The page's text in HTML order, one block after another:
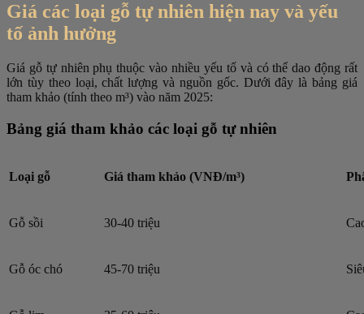
Giá các loại gỗ tự nhiên hiện nay và yếu
tố ảnh hưởng
Giá gỗ tự nhiên phụ thuộc vào nhiều yếu tố và có thể dao động rất
lớn tùy theo loại, chất lượng và nguồn gốc. Dưới đây là bảng giá
tham khảo (tính theo m³) vào năm 2025:
Bảng giá tham khảo các loại gỗ tự nhiên
Loại gỗ Giá tham khảo (VNĐ/m³)
Gỗ sồi 30-40 triệu
Gỗ óc chó 45-70 triệu